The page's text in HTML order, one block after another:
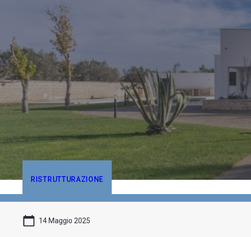
RISTRUTTURAZIONE
14 Maggio 2025